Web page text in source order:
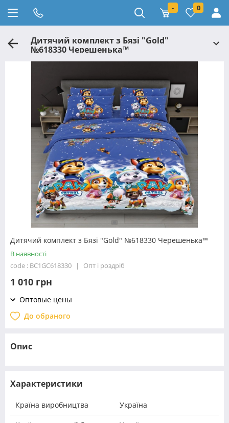
- 0
Дитячий комплект з Бязі "Gold"
№618330 Черешенька™
Дитячий комплект з Бязі "Gold" №618330 Черешенька™
В наявності
code : BC1GC618330
Опт і роздріб
1 010 грн
Оптовые цены
До обраного
Опис
Характеристики
Країна виробництва Україна